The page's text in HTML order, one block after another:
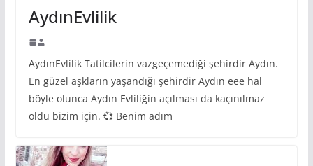
AydınEvlilik
AydınEvlilik Tatilcilerin vazgeçemediği şehirdir Aydın.
En güzel aşkların yaşandığı şehirdir Aydın eee hal
böyle olunca Aydın Evliliğin açılması da kaçınılmaz
oldu bizim için. 💞 Benim adım